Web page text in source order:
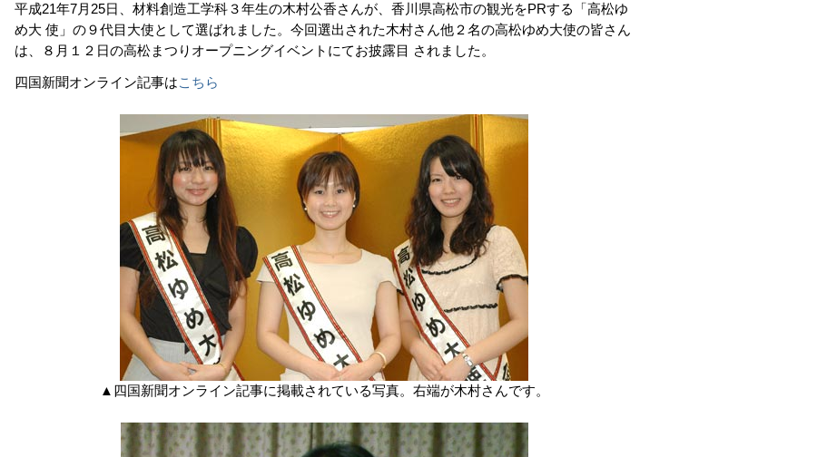
平成21年7月25日、材料創造工学科３年生の木村公香さんが、香川県高松市の観光をPRする「高松ゆ
め大 使」の９代目大使として選ばれました。今回選出された木村さん他２名の高松ゆめ大使の皆さん
は、８月１２日の高松まつりオープニングイベントにてお披露目 されました。
四国新聞オンライン記事はこちら
▲四国新聞オンライン記事に掲載されている写真。右端が木村さんです。